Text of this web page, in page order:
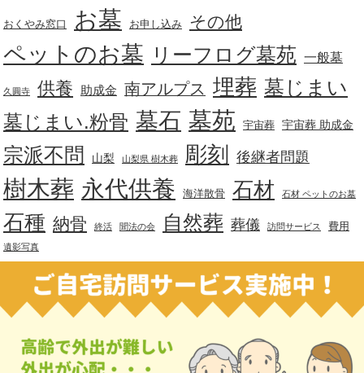
おくやみ窓口 お墓 お申し込み その他
ペットのお墓 リーフログ墓苑 一般墓
久圓寺 供養 助成金 南アルプス 埋葬 墓じまい
墓じまい.粉骨 墓石 墓苑 宇宙葬 宇宙葬 助成金
宗派不問 山梨 山梨県 樹木葬 彫刻 後継者問題
樹木葬 永代供養 海洋散骨 石材 石材 ペットのお墓
石種 納骨 終活 聞法の会 自然葬 葬儀 訪問サービス 費用
遺影写真